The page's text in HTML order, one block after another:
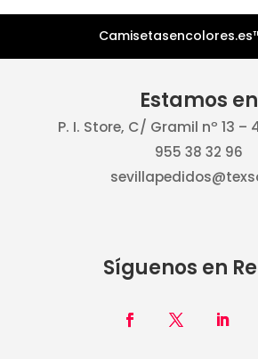
Estamos en
P. I. Store, C/ Gramil nº 13 –
955 38 32 96
Síguenos en